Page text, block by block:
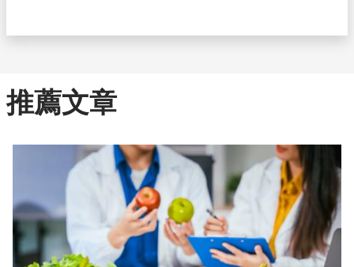
推薦文章